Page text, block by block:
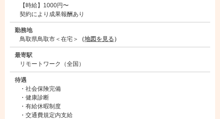
【時給】1000円〜
契約により成果報酬あり
勤務地
鳥取県鳥取市＜在宅＞
（地図を見る ）
最寄駅
リモートワーク（全国）
待遇
・社会保険完備
・健康診断
・有給休暇制度
・交通費規定内支給